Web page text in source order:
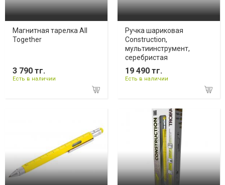
Магнитная тарелка All
Together
3 790 тг.
Есть в наличии
Ручка шариковая
Construction,
мультиинструмент,
серебристая
19 490 тг.
Есть в наличии